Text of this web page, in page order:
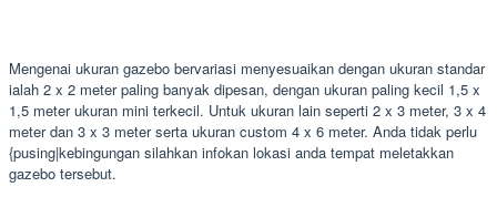
Mengenai ukuran gazebo bervariasi menyesuaikan dengan ukuran standar
ialah 2 x 2 meter paling banyak dipesan, dengan ukuran paling kecil 1,5 x
1,5 meter ukuran mini terkecil. Untuk ukuran lain seperti 2 x 3 meter, 3 x 4
meter dan 3 x 3 meter serta ukuran custom 4 x 6 meter. Anda tidak perlu
{pusing|kebingungan silahkan infokan lokasi anda tempat meletakkan
gazebo tersebut.